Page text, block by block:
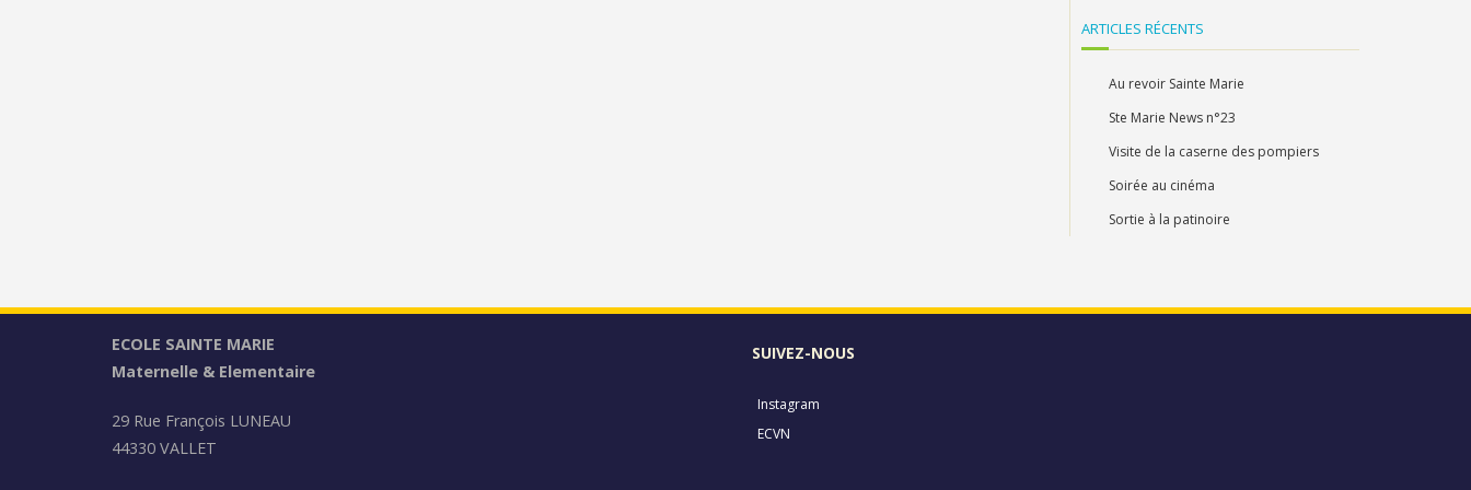
ARTICLES RÉCENTS
Au revoir Sainte Marie
Ste Marie News n°23
Visite de la caserne des pompiers
Soirée au cinéma
Sortie à la patinoire
ECOLE SAINTE MARIE
Maternelle & Elementaire
29 Rue François LUNEAU
44330 VALLET
SUIVEZ-NOUS
Instagram
ECVN